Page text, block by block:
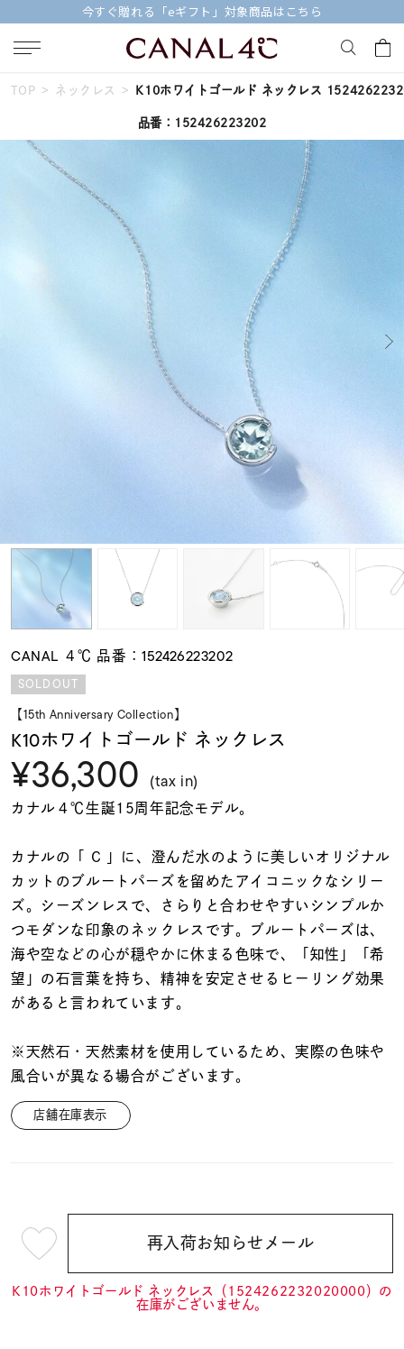
【価格改定のお知らせ 8月17日(月)より 】
キーワードで検索する
人気検索キーワード
#ハーフエタニティリング #エタニティ
#ダイヤモンド ネックレス
すべてのジュエリー
誕生石
モチーフ
石の色
ファッションテイス
ト
着用シーン
コレクション
レディース
リングサイズ
リングサイズ
価格
TOP ネックレス K10ホワイトゴールド ネックレス
品番：152426223202
CANAL ４℃ 品番：152426223202
SOLDOUT
【15th Anniversary Collection】
K10ホワイトゴールド ネックレス
¥36,300 (tax in)
カナル４℃生誕15周年記念モデル。
カナルの「 C 」に、澄んだ水のように美しいオリジナル
カットのブルートパーズを留めたアイコニックなシリー
ズ。シーズンレスで、さらりと合わせやすいシンプルか
つモダンな印象のネックレスです。ブルートパーズは、
海や空などの心が穏やかに休まる色味で、「知性」「希
望」の石言葉を持ち、精神を安定させるヒーリング効果
があると言われています。
※天然石・天然素材を使用しているため、実際の色味や
風合いが異なる場合がございます。
店舗在庫表示
¥36,300 (tax
in)
再入荷お知らせメール
K10ホワイトゴールド ネックレス（1524262232020000）の
在庫がございません。